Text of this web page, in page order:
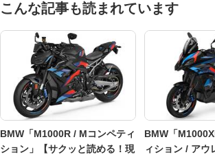
こんな記事も読まれています
BMW「M1000R / Mコンペティ
ション」【サクッと読める！現
BMW「
ィション / アウ